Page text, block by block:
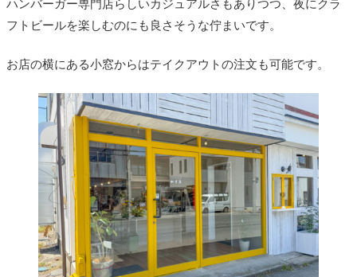
ハンバーガー専門店らしいカジュアルさもありつつ、夜にクラ
フトビールを楽しむのにも良さそうな佇まいです。
お店の横にある小窓からはテイクアウトの注文も可能です。